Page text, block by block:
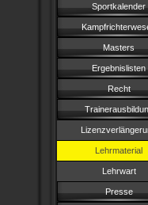
Sportkalender
Masters
Ergebnislisten
Recht
Lehrmaterial
Lehrwart
Presse